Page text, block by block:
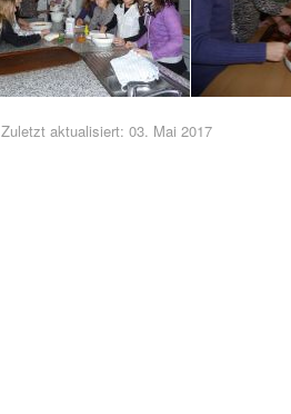
Zuletzt aktualisiert: 03. Mai 2017